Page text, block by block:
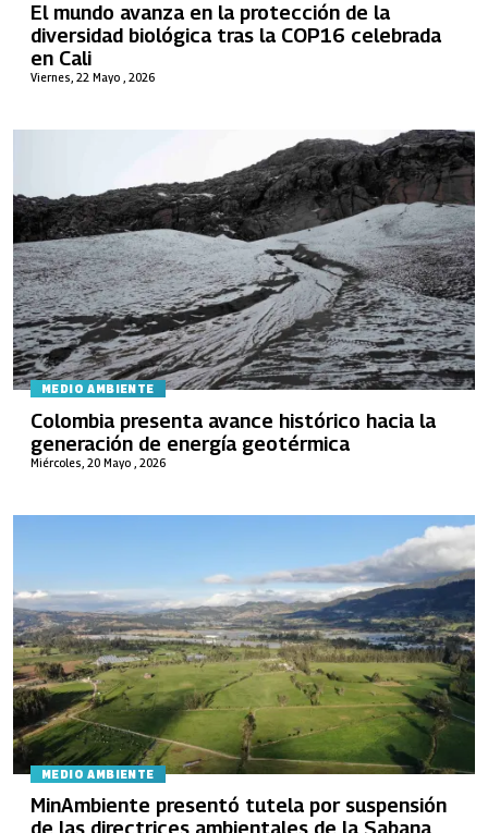
Viernes, 22 Mayo , 2026
El mundo avanza en la protección de la
diversidad biológica tras la COP16 celebrada
en Cali
MEDIO AMBIENTE
Miércoles, 20 Mayo , 2026
Colombia presenta avance histórico hacia la
generación de energía geotérmica
MEDIO AMBIENTE
MinAmbiente presentó tutela por suspensión
de las directrices ambientales de la Sabana